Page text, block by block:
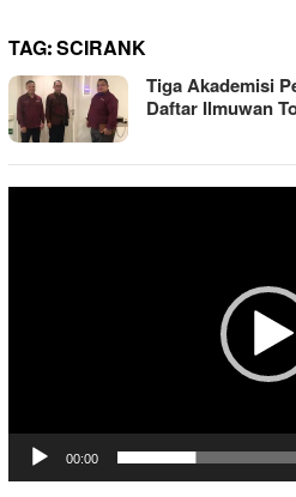
TAG:SCIRANK
Tiga Akademisi
Daftar Ilmuwan
00:00